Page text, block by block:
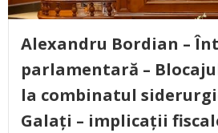
Alexandru Bordian –
parlamentară –
la combinatul
Galați – implicații